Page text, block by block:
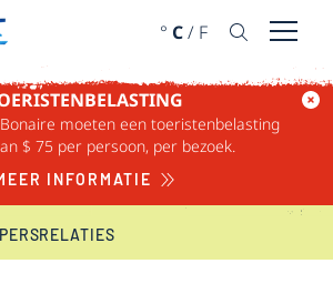
° C/ F Menu
moeten een toeristenbelasting
$ 75 per persoon, per bezoek.
INFORMATIE
NIEUWS